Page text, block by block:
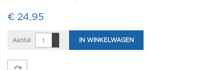
€ 24,95
Aantal IN WINKELWAGEN